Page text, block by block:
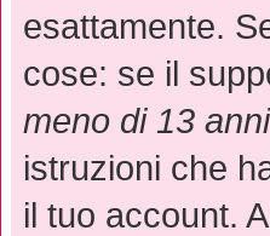
esattamente.
cose: se il
meno di 13 anni
istruzioni che
il tuo account.